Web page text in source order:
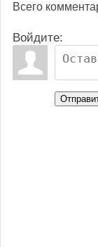
Всего
Войдите: